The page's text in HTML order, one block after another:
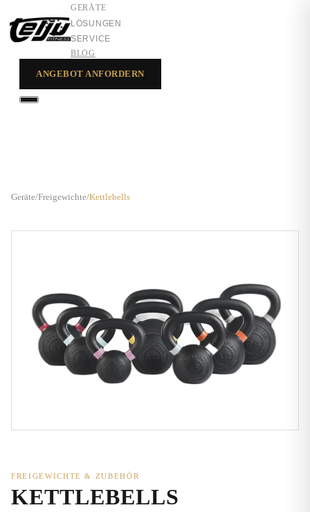
GERÄTE
LÖSUNGEN
SERVICE
BLOG
ANGEBOT ANFORDERN
Geräte/Freigewichte/Kettlebells
FREIGEWICHTE & ZUBEHÖR
KETTLEBELLS